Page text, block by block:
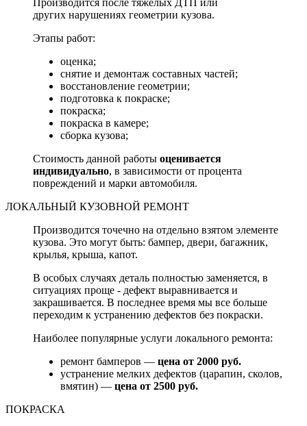
Производится после тяжелых ДТП или
других нарушениях геометрии кузова.
Этапы работ:
оценка;
снятие и демонтаж составных частей;
восстановление геометрии;
подготовка к покраске;
покраска;
покраска в камере;
сборка кузова;
Стоимость данной работы оценивается
индивидуально, в зависимости от процента
повреждений и марки автомобиля.
ЛОКАЛЬНЫЙ КУЗОВНОЙ РЕМОНТ
Производится точечно на отдельно взятом элементе
кузова. Это могут быть: бампер, двери, багажник,
крылья, крыша, капот.
В особых случаях деталь полностью заменяется, в
ситуациях проще - дефект выравнивается и
закрашивается. В последнее время мы все больше
переходим к устранению дефектов без покраски.
Наиболее популярные услуги локального ремонта:
ремонт бамперов — цена от 2000 руб.
устранение мелких дефектов (царапин, сколов,
вмятин) — цена от 2500 руб.
ПОКРАСКА